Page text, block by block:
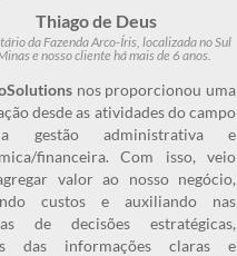
Thiago de Deus
da Fazenda Arco-Íris, localizada no Sul
e nosso cliente há mais de 6 anos.
nos proporcionou uma
desde as atividades do campo
gestão administrativa e
financeira. Com isso, veio
valor ao nosso negócio,
custos e auxiliando nas
de decisões estratégicas,
das informações claras e